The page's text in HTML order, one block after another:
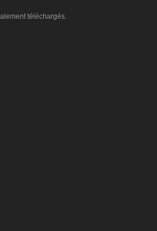
téléchargés.